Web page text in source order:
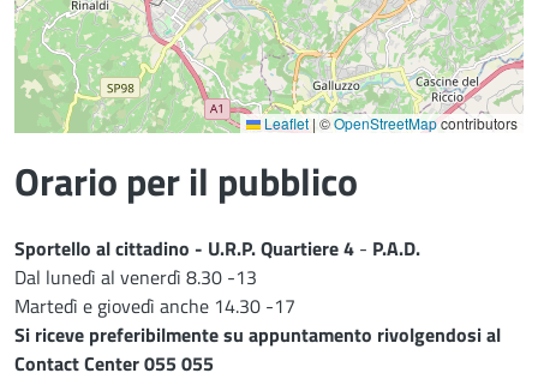
Leaflet | ©OpenStreetMapcontributors
Orario per il pubblico
Sportello al cittadino - U.R.P. Quartiere 4 - P.A.D.
Dal lunedì al venerdì 8.30 -13
Martedì e giovedì anche 14.30 -17
Si riceve preferibilmente su appuntamento rivolgendosi al
Contact Center 055 055